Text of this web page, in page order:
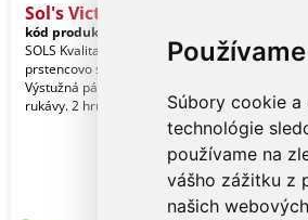
Súbory cookie a
technológie
používame na
vášho zážitku z
našich
Sol's Victory - Men'
kód produktu:
SOLS Kvalita. 100 % poločesaná
prstencovo spriadaná bavlna. Štýl.
Výstužná páska na krku. Krátke
rukávy. 2 hrúbky rebrov